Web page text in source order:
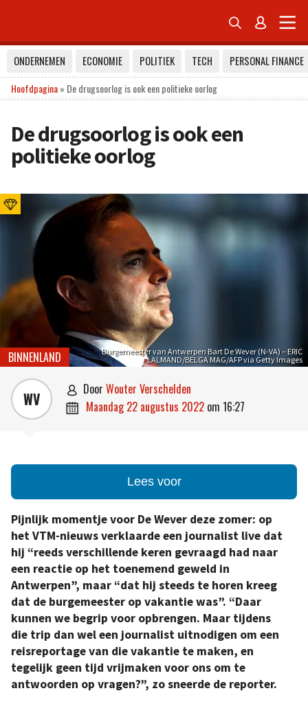
 
ONDERNEMEN ECONOMIE POLITIEK TECH
PERSONAL FINANCE
Hoofdpagina» De drugsoorlog is ook een politieke oorlog
De drugsoorlog is ook een
politieke oorlog
Burgemeester van Antwerpen Bart De Wever (N-VA) – ERIC
LALMAND/BELGA MAG/AFP via Getty Images
BINNENLAND
WV  door Wouter Verschelden
 maandag 22 augustus 2022 om 16:27
Lees voor
Pijnlijk momentje voor De Wever deze zomer: op
het VTM-nieuws verklaarde een journalist live dat
hij “reeds verschillende keren gevraagd had naar
een reactie op het toenemend geweld in
Antwerpen”, maar “dat hij steeds te horen kreeg
dat de burgemeester op vakantie was”. “Daar
kunnen we begrip voor opbrengen. Maar tijdens
die trip dan wel een journalist uitnodigen om een
reisreportage van die vakantie te maken, en
tegelijk geen tijd vrijmaken voor ons om te
antwoorden op vragen?”, zo sneerde de reporter.